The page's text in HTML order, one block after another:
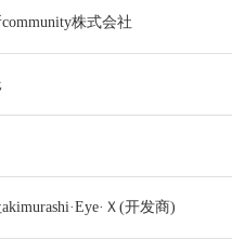
株式会社
Ｘ(开发商)